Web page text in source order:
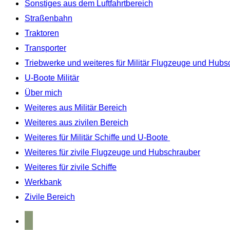
Sonstiges aus dem Luftfahrtbereich
Straßenbahn
Traktoren
Transporter
Triebwerke und weiteres für Militär Flugzeuge und
U-Boote Militär
Über mich
Weiteres aus Militär Bereich
Weiteres aus zivilen Bereich
Weiteres für Militär Schiffe und U-Boote
Weiteres für zivile Flugzeuge und Hubschrauber
Weiteres für zivile Schiffe
Werkbank
Zivile Bereich